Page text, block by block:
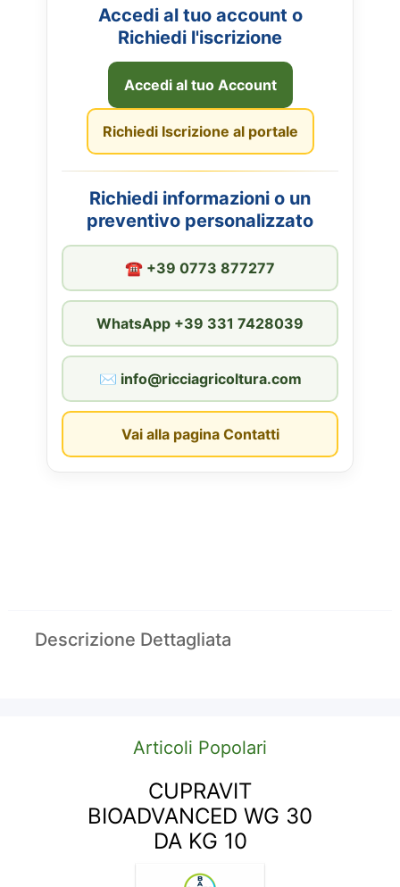
Accedi al tuo account o
Richiedi l'iscrizione
Accedi al tuo Account
Richiedi Iscrizione al portale
Richiedi informazioni o un
preventivo personalizzato
☎︎ +39 0773 877277
WhatsApp +39 331 7428039
✉︎ info@ricciagricoltura.com
Vai alla pagina Contatti
Descrizione Dettagliata
Articoli Popolari
CUPRAVIT
BIOADVANCED WG 30
DA KG 10